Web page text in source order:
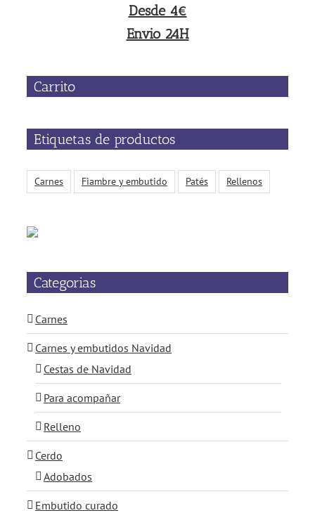
Desde 4€
Envio 24H
Carrito
Etiquetas de productos
Carnes Fiambre y embutido Patés Rellenos
Categorias
Carnes
Carnes y embutidos Navidad
Cestas de Navidad
Para acompañar
Relleno
Cerdo
Adobados
Embutido curado